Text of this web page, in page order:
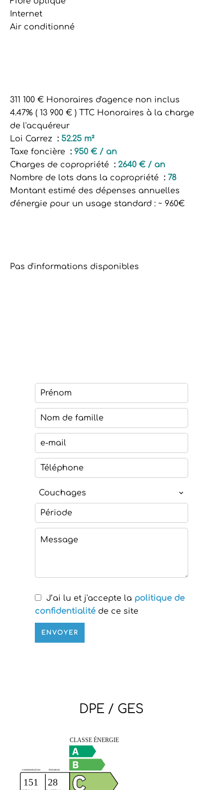
Internet
Air conditionné
311 100 € Honoraires d'agence non inclus
4.47% ( 13 900 € ) TTC Honoraires à la charge
de l'acquéreur
Loi Carrez
52.25 m²
Taxe foncière
950 € / an
Charges de copropriété
2640 € / an
Nombre de lots dans la copropriété
78
Montant estimé des dépenses annuelles
d'énergie pour un usage standard : ~ 960€
Pas d'informations disponibles
Couchages
J’ai lu et j'accepte la politique de
confidentialité de ce site
ENVOYER
DPE / GES